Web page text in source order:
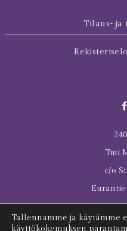
Tilaus- ja
Tmi
c/o
Eurantie
© 2026 All
Tallennamme ja käytämme
käyttökokemuksen